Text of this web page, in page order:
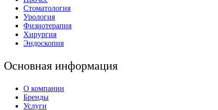
Стоматология
Урология
Физиотерапия
Хирургия
Эндоскопия
Основная информация
О компании
Бренды
Услуги